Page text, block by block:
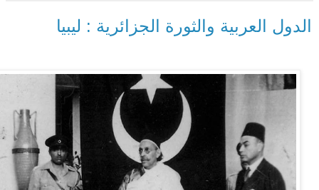
الدول العربية والثورة الجزائرية : ليبيا